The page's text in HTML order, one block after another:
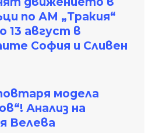
по АМ „Тракия“
13 август в
София и Сливен
модела
Анализ на
Велева